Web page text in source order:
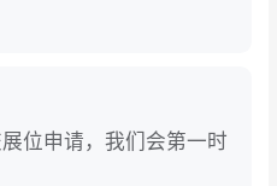
位申请，我们会第一时